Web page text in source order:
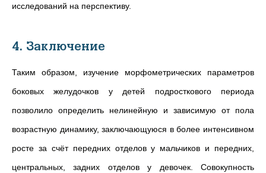
исследований на перспективу.
4. Заключение
Таким образом, изучение морфометрических параметров
боковых желудочков у детей подросткового периода
позволило определить нелинейную и зависимую от пола
возрастную динамику, заключающуюся в более интенсивном
росте за счёт передних отделов у мальчиков и передних,
центральных, задних отделов у девочек. Совокупность